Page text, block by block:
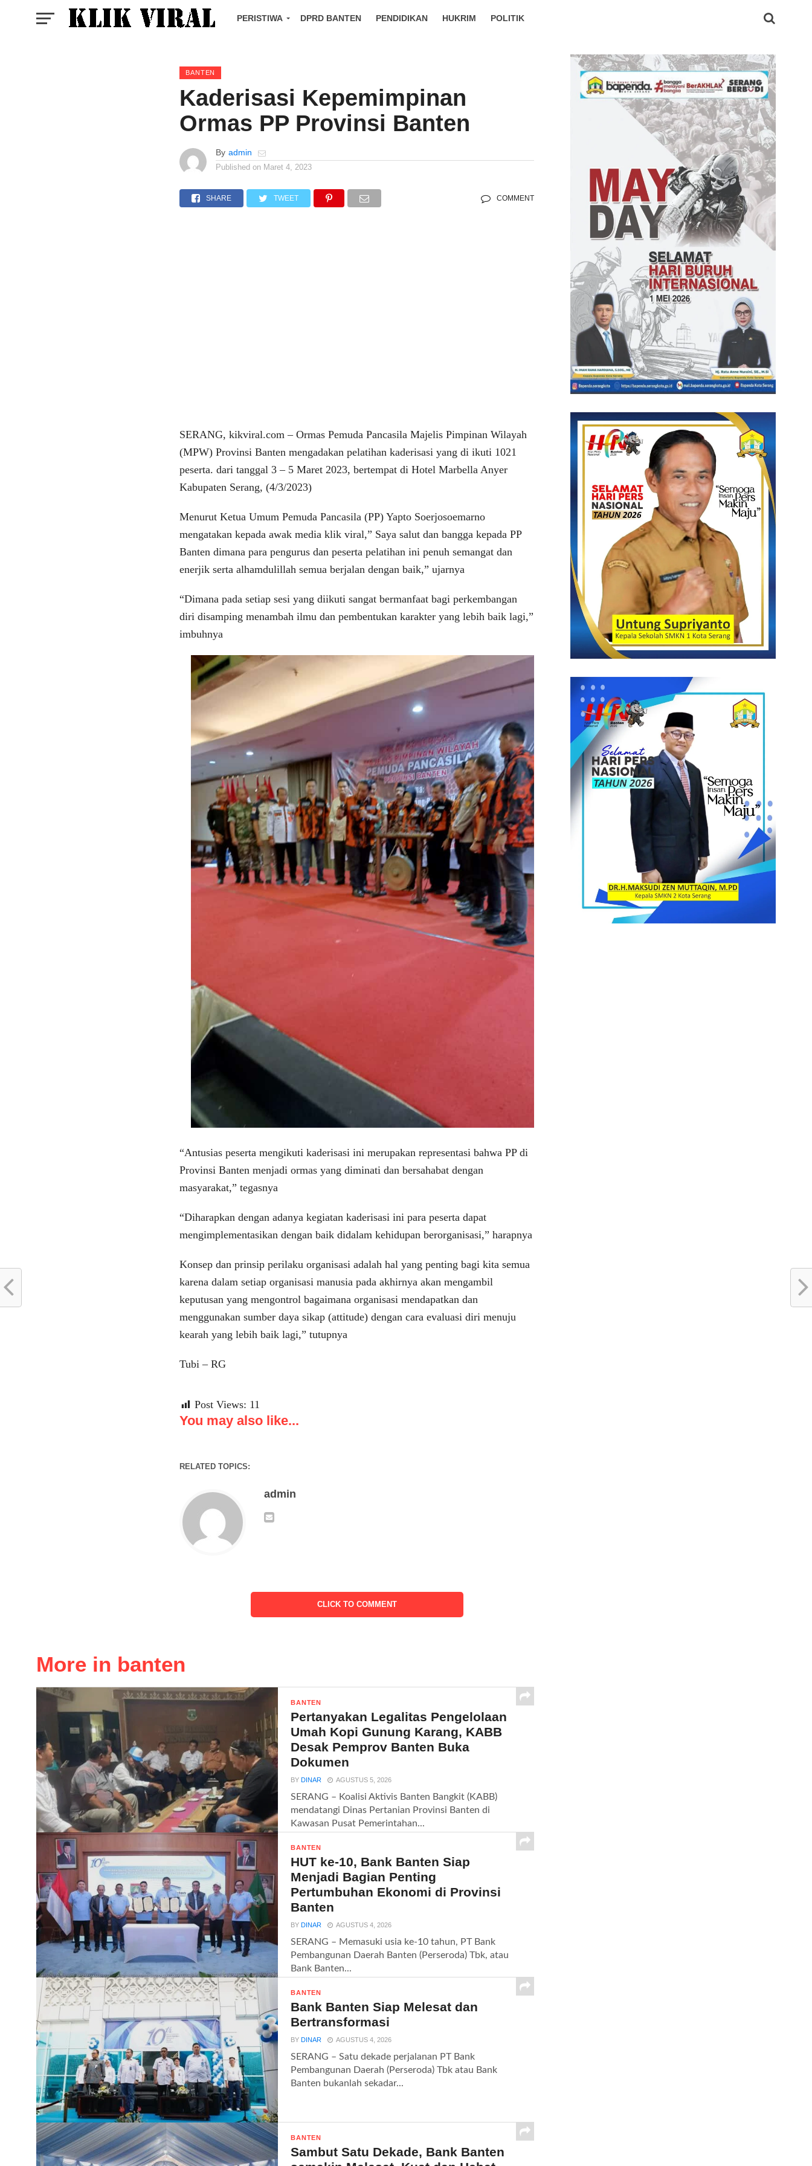
PERISTIWA DPRD BANTEN PENDIDIKAN HUKRIM POLITIK
BANTEN
Kaderisasi Kepemimpinan
Ormas PP Provinsi Banten
By admin
Published on Maret 4, 2023
SHARE TWEET COMMENT
SERANG, kikviral.com – Ormas Pemuda Pancasila Majelis Pimpinan Wilayah
(MPW) Provinsi Banten mengadakan pelatihan kaderisasi yang di ikuti 1021
peserta. dari tanggal 3 – 5 Maret 2023, bertempat di Hotel Marbella Anyer
Kabupaten Serang, (4/3/2023)
Menurut Ketua Umum Pemuda Pancasila (PP) Yapto Soerjosoemarno
mengatakan kepada awak media klik viral,” Saya salut dan bangga kepada PP
Banten dimana para pengurus dan peserta pelatihan ini penuh semangat dan
enerjik serta alhamdulillah semua berjalan dengan baik,” ujarnya
“Dimana pada setiap sesi yang diikuti sangat bermanfaat bagi perkembangan
diri disamping menambah ilmu dan pembentukan karakter yang lebih baik lagi,”
imbuhnya
“Antusias peserta mengikuti kaderisasi ini merupakan representasi bahwa PP di
Provinsi Banten menjadi ormas yang diminati dan bersahabat dengan
masyarakat,” tegasnya
“Diharapkan dengan adanya kegiatan kaderisasi ini para peserta dapat
mengimplementasikan dengan baik didalam kehidupan berorganisasi,” harapnya
Konsep dan prinsip perilaku organisasi adalah hal yang penting bagi kita semua
karena dalam setiap organisasi manusia pada akhirnya akan mengambil
keputusan yang mengontrol bagaimana organisasi mendapatkan dan
menggunakan sumber daya sikap (attitude) dengan cara evaluasi diri menuju
kearah yang lebih baik lagi,” tutupnya
Tubi – RG
Post Views: 11
You may also like...
RELATED TOPICS:
admin
CLICK TO COMMENT
More in banten
BANTEN
Pertanyakan Legalitas Pengelolaan
Umah Kopi Gunung Karang, KABB
Desak Pemprov Banten Buka
Dokumen
BYDINAR AGUSTUS 5, 2026
SERANG – Koalisi Aktivis Banten Bangkit (KABB)
mendatangi Dinas Pertanian Provinsi Banten di
Kawasan Pusat Pemerintahan...
BANTEN
HUT ke-10, Bank Banten Siap
Menjadi Bagian Penting
Pertumbuhan Ekonomi di Provinsi
Banten
BYDINAR AGUSTUS 4, 2026
SERANG – Memasuki usia ke-10 tahun, PT Bank
Pembangunan Daerah Banten (Perseroda) Tbk, atau
Bank Banten...
BANTEN
Bank Banten Siap Melesat dan
Bertransformasi
BYDINAR AGUSTUS 4, 2026
SERANG – Satu dekade perjalanan PT Bank
Pembangunan Daerah (Perseroda) Tbk atau Bank
Banten bukanlah sekadar...
BANTEN
Sambut Satu Dekade, Bank Banten